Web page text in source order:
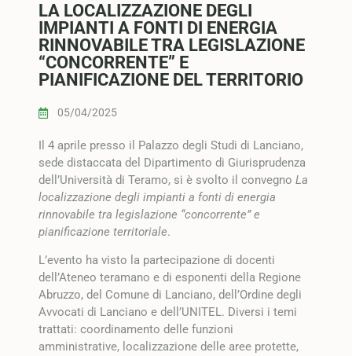
LA LOCALIZZAZIONE DEGLI
IMPIANTI A FONTI DI ENERGIA
RINNOVABILE TRA LEGISLAZIONE
“CONCORRENTE” E
PIANIFICAZIONE DEL TERRITORIO
05/04/2025
Il 4 aprile presso il Palazzo degli Studi di Lanciano,
sede distaccata del Dipartimento di Giurisprudenza
dell’Università di Teramo, si è svolto il convegno La
localizzazione degli impianti a fonti di energia
rinnovabile tra legislazione “concorrente” e
pianificazione territoriale.
L’evento ha visto la partecipazione di docenti
dell’Ateneo teramano e di esponenti della Regione
Abruzzo, del Comune di Lanciano, dell’Ordine degli
Avvocati di Lanciano e dell’UNITEL. Diversi i temi
trattati: coordinamento delle funzioni
amministrative, localizzazione delle aree protette,